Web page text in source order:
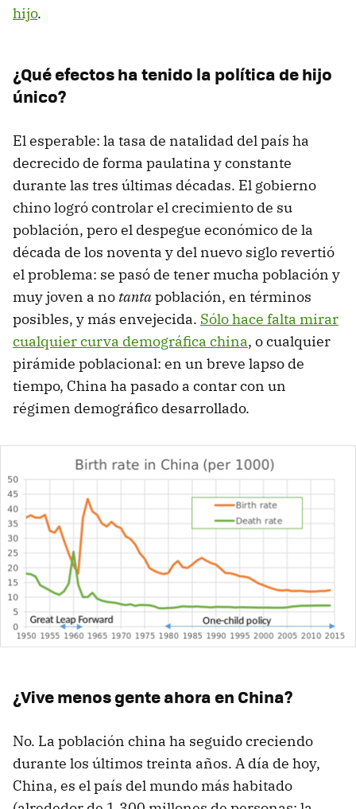
hijo.
¿Qué efectos ha tenido la política de hijo
único?
El esperable: la tasa de natalidad del país ha
decrecido de forma paulatina y constante
durante las tres últimas décadas. El gobierno
chino logró controlar el crecimiento de su
población, pero el despegue económico de la
década de los noventa y del nuevo siglo revertió
el problema: se pasó de tener mucha población y
muy joven a no tantapoblación, en términos
posibles, y más envejecida. Sólo hace falta mirar
cualquier curva demográfica china, o cualquier
pirámide poblacional: en un breve lapso de
tiempo, China ha pasado a contar con un
régimen demográfico desarrollado.
¿Vive menos gente ahora en China?
No. La población china ha seguido creciendo
durante los últimos treinta años. A día de hoy,
China, es el país del mundo más habitado